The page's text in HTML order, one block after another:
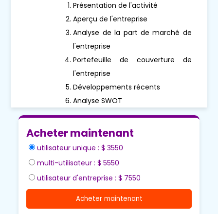
Présentation de l'activité
Aperçu de l'entreprise
Analyse de la part de marché de
l'entreprise
Portefeuille de couverture de
l'entreprise
Développements récents
Analyse SWOT
Acheter maintenant
utilisateur unique : $ 3550
multi-utilisateur : $ 5550
utilisateur d'entreprise : $ 7550
Acheter maintenant